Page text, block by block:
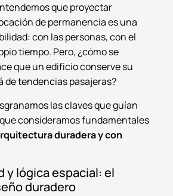
que proyectar
de permanencia es una
con las personas, con el
tiempo. Pero, ¿cómo se
que un edificio conserve su
de tendencias pasajeras?
las claves que guían
consideramos fundamentales
duradera y con
y lógica espacial: el
duradero